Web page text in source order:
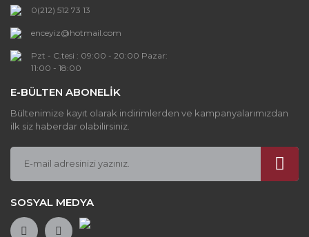
Bu ürüne benzer farklı alternatifler olmalı.
0(212) 512 73 13
enceyiz@hotmail.com
Pzt - C.tesi : 09:00 - 20:00 Pazar:
11:00 - 18:00
E-BÜLTEN ABONELİK
Bültenimize kayıt olarak indirimlerden ve kampanyalarımızdan
ilk siz haberdar olabilirsiniz.
SOSYAL MEDYA